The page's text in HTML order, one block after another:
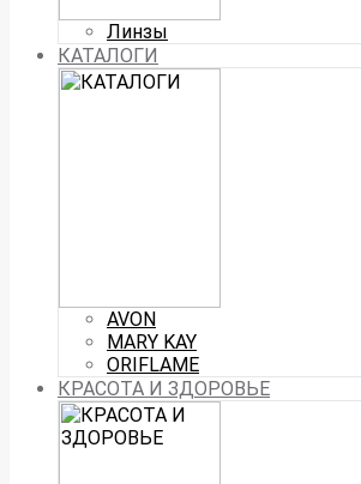
Линзы
КАТАЛОГИ
AVON
MARY KAY
ORIFLAME
КРАСОТА И ЗДОРОВЬЕ